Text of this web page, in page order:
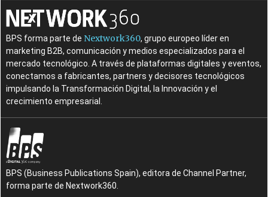
BPS forma parte de Nextwork360, grupo europeo líder en
marketing B2B, comunicación y medios especializados para el
mercado tecnológico. A través de plataformas digitales y eventos,
conectamos a fabricantes, partners y decisores tecnológicos
impulsando la Transformación Digital, la Innovación y el
crecimiento empresarial.
BPS (Business Publications Spain), editora de Channel Partner,
forma parte de Nextwork360.